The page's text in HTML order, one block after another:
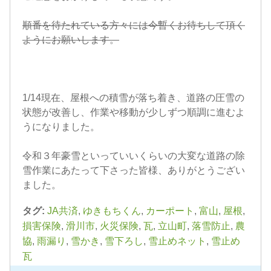
順番を待たれている方々には今暫くお待ちして頂く
ようにお願いします。
1/14現在、屋根への積雪が落ち着き、道路の圧雪の
状態が改善し、作業や移動が少しずつ順調に進むよ
うになりました。
令和３年豪雪といっていいくらいの大変な道路の除
雪作業にあたって下さった皆様、ありがとうござい
ました。
タグ: JA共済, ゆきもちくん, カーポート , 富山, 屋根,
損害保険, 滑川市, 火災保険, 瓦, 立山町, 落雪防止, 農
協, 雨漏り , 雪かき , 雪下ろし, 雪止めネット , 雪止め
瓦